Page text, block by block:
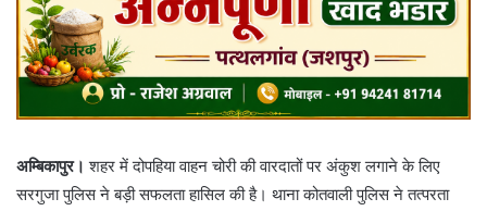
अम्बिकापुर। शहर में दोपहिया वाहन चोरी की वारदातों पर अंकुश लगाने के लिए
सरगुजा पुलिस ने बड़ी सफलता हासिल की है। थाना कोतवाली पुलिस ने तत्परता